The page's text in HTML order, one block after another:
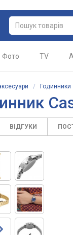
Фото TV
/ Годинники
ВІДГУКИ